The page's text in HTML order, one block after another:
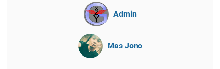
Admin
Mas Jono